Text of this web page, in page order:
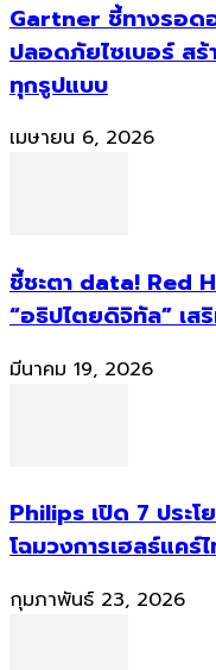
Gartner ชี้ทางรอด
ปลอดภัยไซเบอร์ ส
ทุกรูปแบบ
เมษายน 6, 2026
ชี้ชะตา data! Red
“อธิปไตยดิจิทัล” เส
มีนาคม 19, 2026
Philips เปิด 7 ประโ
โฉมวงการเฮลธ์แค
กุมภาพันธ์ 23, 2026